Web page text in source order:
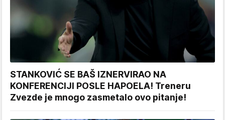
STANKOVIĆ SE BAŠ IZNERVIRAO NA
KONFERENCIJI POSLE HAPOELA! Treneru
Zvezde je mnogo zasmetalo ovo pitanje!